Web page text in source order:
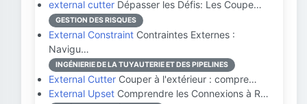
external cutter Dépasser les Défis: Les Coupe…
GESTION DES RISQUES
External Constraint Contraintes Externes :
Navigu…
INGÉNIERIE DE LA TUYAUTERIE ET DES PIPELINES
External Cutter Couper à l'extérieur : compre…
External Upset Comprendre les Connexions à R…